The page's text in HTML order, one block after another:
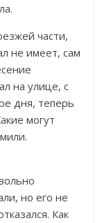
части,
не имеет, сам
на улице, с
дня, теперь
могут
но его не
Как